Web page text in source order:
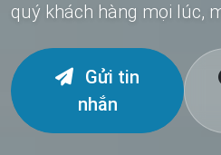
quý khách hàng mọi lúc,
Gửi tin
nhắn